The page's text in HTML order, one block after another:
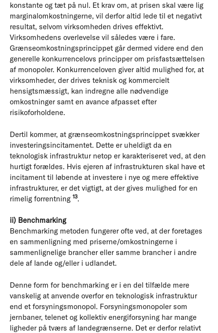
konstante og tæt på nul. Et krav om, at prisen skal være lig
marginalomkostningerne, vil derfor altid lede til et negativt
resultat, selvom virksomheden drives effektivt.
Virksomhedens overlevelse vil således være i fare.
Grænseomkostningsprincippet går dermed videre end den
generelle konkurrencelovs principper om prisfastsættelsen
af monopoler. Konkurrenceloven giver altid mulighed for, at
virksomheder, der drives teknisk og kommercielt
hensigtsmæssigt, kan indregne alle nødvendige
omkostninger samt en avance afpasset efter
risikoforholdene.
Dertil kommer, at grænseomkostningsprincippet svækker
investeringsincitamentet. Dette er uheldigt da en
teknologisk infrastruktur netop er karakteriseret ved, at den
hurtigt forældes. Hvis ejeren af infrastrukturen skal have et
incitament til løbende at investere i nye og mere effektive
infrastrukturer, er det vigtigt, at der gives mulighed for en
rimelig forrentning 13.
ii) Benchmarking
Benchmarking metoden fungerer ofte ved, at der foretages
en sammenligning med priserne/omkostningerne i
sammenlignelige brancher eller samme brancher i andre
dele af lande og/eller i udlandet.
Denne form for benchmarking er i en del tilfælde mere
vanskelig at anvende overfor en teknologisk infrastruktur
end et forsyningsmonopol. Forsyningsmonopoler som
jernbaner, telenet og kollektiv energiforsyning har mange
ligheder på tværs af landegrænserne. Det er derfor relativt